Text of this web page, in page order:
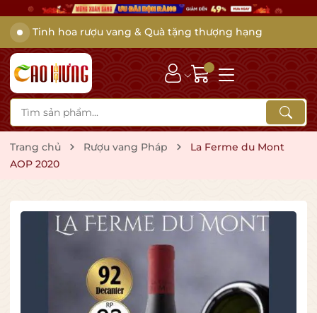
Tinh hoa rượu vang & Quà tặng thượng hạng
Trang chủ Rượu vang Pháp
La Ferme du Mont
AOP 2020